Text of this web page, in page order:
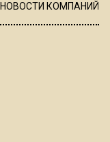
НОВОСТИ КОМПАНИЙ